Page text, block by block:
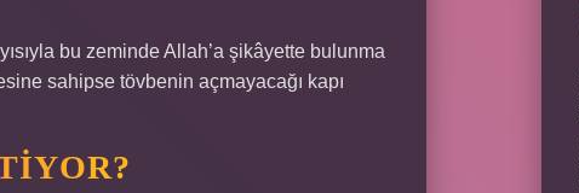
bu zeminde Allah’a şikâyette bulunma
sahipse tövbenin açmayacağı kapı